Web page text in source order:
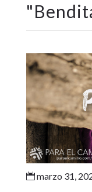
"
marzo 31,